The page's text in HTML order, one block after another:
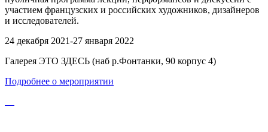
участием французских и российских художников, дизайнеров
и исследователей.
24 декабря 2021-27 января 2022
Галерея ЭТО ЗДЕСЬ (наб р.Фонтанки, 90 корпус 4)
Подробнее о мероприятии